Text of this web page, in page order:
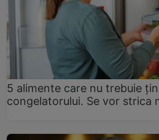
5 alimente care nu trebuie
congelatorului. Se vor strica